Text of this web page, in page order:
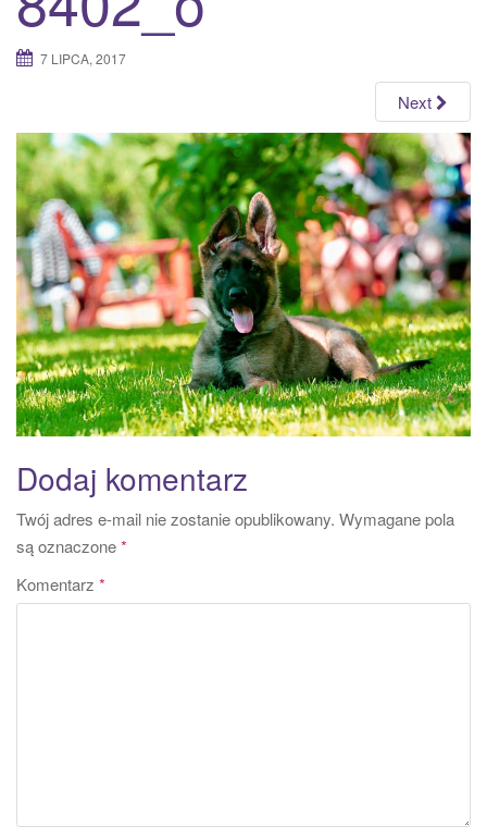
o
n
7 LIPCA, 2017
Next
Dodaj komentarz
Twój adres e-mail nie zostanie opublikowany. Wymagane pola
są oznaczone*
Komentarz *